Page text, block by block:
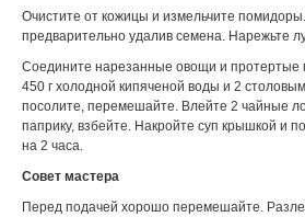
Очистите от кожицы и измельчите
предварительно удалив семена. Нарежьте
Соедините нарезанные овощи и протертые
450 г холодной кипяченой воды и 2
посолите, перемешайте. Влейте 2 чайные
паприку, взбейте. Накройте суп крышкой и
на 2 часа.
Совет мастера
Перед подачей хорошо перемешайте.